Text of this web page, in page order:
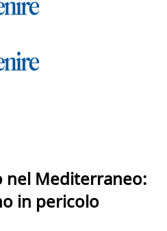
nel Mediterraneo:
in pericolo